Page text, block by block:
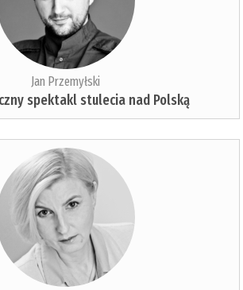
Jan Przemyłski
spektakl stulecia nad Polską